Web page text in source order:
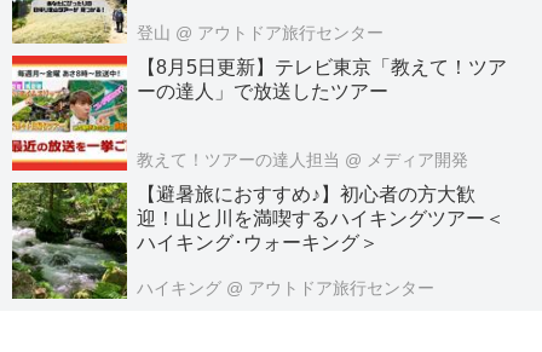
登山 @ アウトドア旅行センター
【8月5日更新】テレビ東京「教えて！ツア
ーの達人」で放送したツアー
教えて！ツアーの達人担当 @ メディア開発
【避暑旅におすすめ♪】初心者の方大歓
迎！山と川を満喫するハイキングツアー＜
ハイキング･ウォーキング＞
ハイキング @ アウトドア旅行センター